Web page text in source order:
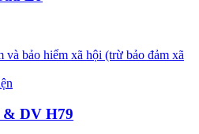
và bảo hiểm xã hội (trừ bảo đảm xã
DV H79